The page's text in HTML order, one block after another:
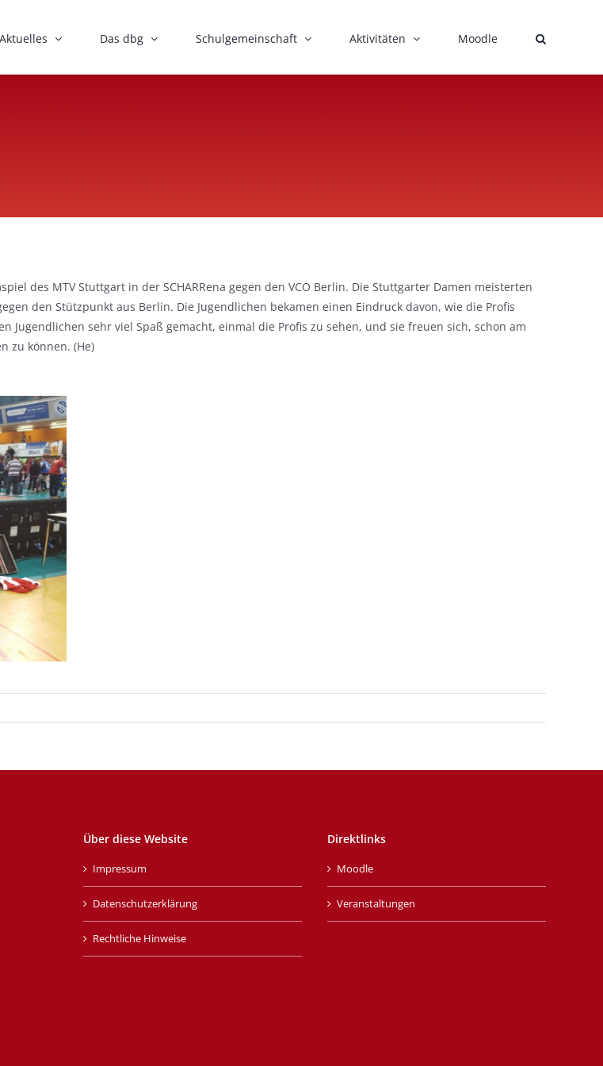
Aktuelles Das dbg Schulgemeinschaft Aktivitäten Moodle
des MTV Stuttgart in der SCHARRena gegen den VCO Berlin. Die Stuttgarter Damen meisterten
den Stützpunkt aus Berlin. Die Jugendlichen bekamen einen Eindruck davon, wie die Profis
Jugendlichen sehr viel Spaß gemacht, einmal die Profis zu sehen, und sie freuen sich, schon am
zu können. (He)
Über diese Website
Impressum
Datenschutzerklärung
Rechtliche Hinweise
Direktlinks
Moodle
Veranstaltungen